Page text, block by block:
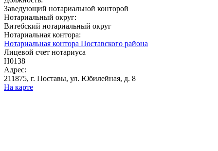
Заведующий нотариальной конторой
Нотариальный округ:
Витебский нотариальный округ
Нотариальная контора:
Нотариальная контора Поставского района
Лицевой счет нотариуса
Н0138
Адрес:
211875, г. Поставы, ул. Юбилейная, д. 8
На карте